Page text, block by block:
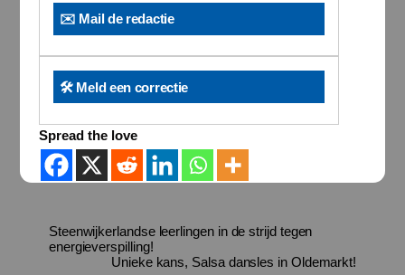
✉️ Mail de redactie
🛠️ Meld een correctie
Spread the love
Steenwijkerlandse leerlingen in de strijd tegen
energieverspilling!
Unieke kans, Salsa dansles in Oldemarkt!